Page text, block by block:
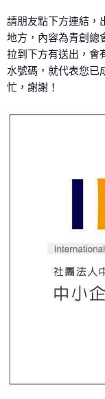
請朋友點下方連結，
地方，內容為青創總
拉到下方有送出，會
水號碼，就代表您已
忙，謝謝！